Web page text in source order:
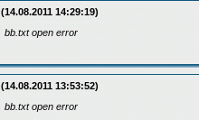
(14.08.2011 14:29:19)
bb.txt open error
(14.08.2011 13:53:52)
bb.txt open error